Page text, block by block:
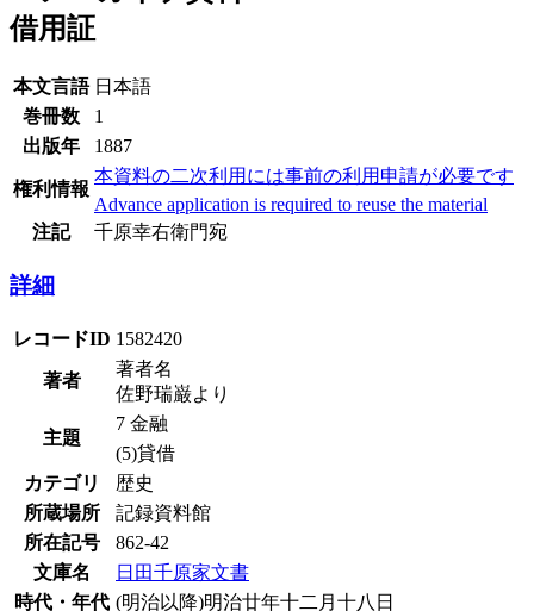
借用証
本文言語 日本語
巻冊数
1
出版年
1887
権利情報
本資料の二次利用には事前の利用申請が必要です
Advance application is required to reuse the material
注記
千原幸右衛門宛
詳細
レコードID 1582420
著者
著者名
佐野瑞巌より
主題
7 金融
(5)貸借
カテゴリ
歴史
所蔵場所
記録資料館
所在記号
862-42
文庫名
日田千原家文書
時代・年代 (明治以降)明治廿年十二月十八日